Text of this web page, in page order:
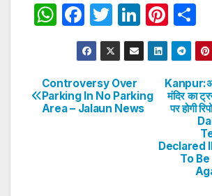
W
s
A
F
a
c
e
b
T
w
itt
er
Li
n
k
dI
Pi
nt
er
e
st
h
e
Post
navigation
मंदिर का
पर होगी
Declared
To
Controversy Over
Parking In No Parking
Area – Jalaun News